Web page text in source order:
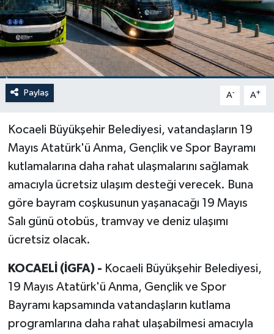
Paylaş A- A+
Kocaeli Büyükşehir Belediyesi, vatandaşların 19
Mayıs Atatürk'ü Anma, Gençlik ve Spor Bayramı
kutlamalarına daha rahat ulaşmalarını sağlamak
amacıyla ücretsiz ulaşım desteği verecek. Buna
göre bayram coşkusunun yaşanacağı 19 Mayıs
Salı günü otobüs, tramvay ve deniz ulaşımı
ücretsiz olacak.
KOCAELİ (İGFA) - Kocaeli Büyükşehir Belediyesi,
19 Mayıs Atatürk'ü Anma, Gençlik ve Spor
Bayramı kapsamında vatandaşların kutlama
programlarına daha rahat ulaşabilmesi amacıyla